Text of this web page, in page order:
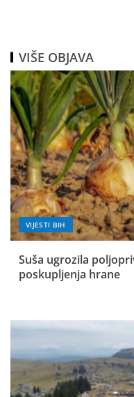
VIŠE OBJAVA
VIJESTI BIH
Suša ugrozila
poskupljenja hrane